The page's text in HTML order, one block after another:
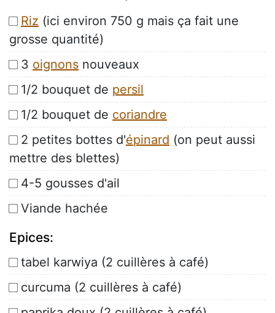
Riz (ici environ 750 g mais ça fait une
grosse quantité)
3 oignons nouveaux
1/2 bouquet de persil
1/2 bouquet de coriandre
2 petites bottes d'épinard (on peut aussi
mettre des blettes)
4-5 gousses d'ail
Viande hachée
Epices:
tabel karwiya (2 cuillères à café)
curcuma (2 cuillères à café)